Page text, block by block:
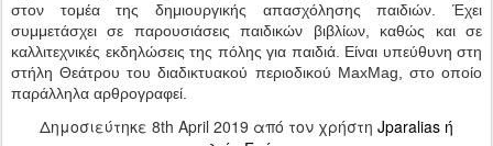
στον τομέα της δημιουργικής απασχόλησης παιδιών. Έχει
συμμετάσχει σε παρουσιάσεις παιδικών βιβλίων, καθώς και σε
καλλιτεχνικές εκδηλώσεις της πόλης για παιδιά. Είναι υπεύθυνη στη
στήλη Θεάτρου του διαδικτυακού περιοδικού MaxMag, στο οποίο
παράλληλα αρθρογραφεί.
Δημοσιεύτηκε 8th April 2019 από τον χρήστη Jparalias ή